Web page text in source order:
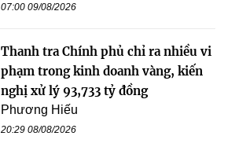
07:00 09/08/2026
Thanh tra Chính phủ chỉ ra nhiều vi
phạm trong kinh doanh vàng, kiến
nghị xử lý 93,733 tỷ đồng
Phương Hiếu
20:29 08/08/2026